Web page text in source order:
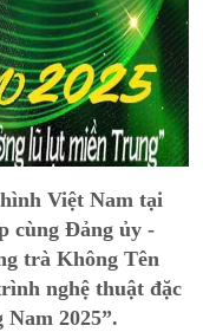
Việt Nam tại
cùng Đảng ủy -
trà Không Tên
nghệ thuật đặc
2025”.